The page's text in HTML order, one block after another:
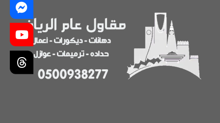
في
الرياض